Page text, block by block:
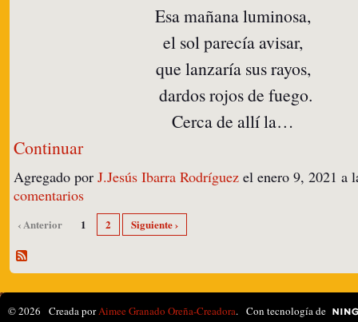
Esa mañana luminosa,
el sol parecía avisar,
que lanzaría sus rayos,
dardos rojos de fuego.
Cerca de allí la…
Continuar
Agregado por J.Jesús Ibarra Rodríguez el enero 9, 2021
comentarios
‹ Anterior 1 2 Siguiente ›
© 2026 Creada porAimee Granado Oreña-Creadora. Con tecnología de